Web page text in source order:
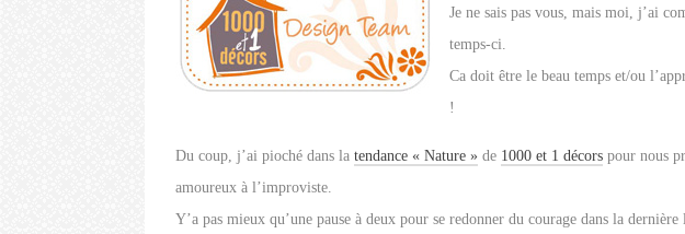
Je ne sais pas vous, mais moi, j’ai
temps-ci.
Ca doit être le beau temps et/ou
!
Du coup, j’ai pioché dans latendance « Nature » de 1000 et 1 décors pour nous
amoureux à l’improviste.
Y’a pas mieux qu’une pause à deux pour se redonner du courage dans la